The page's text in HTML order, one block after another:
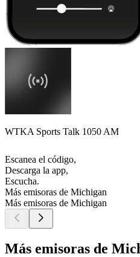
WTKA Sports Talk 1050 AM
Escanea el código,
Descarga la app,
Escucha.
Más emisoras de Michigan
Más emisoras de Michigan
Más emisoras de